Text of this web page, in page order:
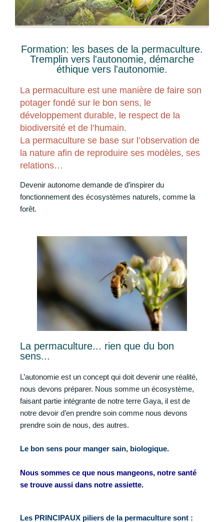
Formation: les bases de la permaculture.
Tremplin vers l'autonomie, démarche
éthique vers l'autonomie.
La permaculture est une manière de faire son
potager fondé sur le bon sens, le
développement durable, le respect de la
biodiversité et de l’humain.
La permaculture se base sur l’observation de
la nature afin de reproduire ses modèles, ses
relations…
Devenir autonome demande de d’inspirer du
fonctionnement des écosystèmes naturels, comme la
forêt.
La permaculture... rien que du bon
sens...
L’autonomie est un concept qui doit devenir une réalité,
nous devons préparer. Nous somme un écosystème,
faisant partie intégrante de notre terre Gaya, il est de
notre devoir d’en prendre soin comme nous devons
prendre soin de nous, des autres.
Le bon sens pour manger sain, biologique.
Nous sommes ce que nous mangeons, notre santé
se trouve aussi dans notre assiette.
Les PRINCIPAUX piliers de la permaculture sont :